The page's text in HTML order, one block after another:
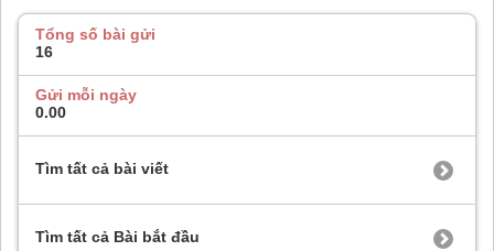
Tổng số bài gửi
16
Gửi mỗi ngày
0.00
Tìm tất cả bài viết
Tìm tất cả Bài bắt đầu